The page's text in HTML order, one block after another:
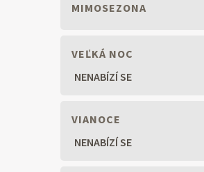
MIMOSEZONA
VEĽKÁ NOC
NENABÍZÍ SE
VIANOCE
NENABÍZÍ SE